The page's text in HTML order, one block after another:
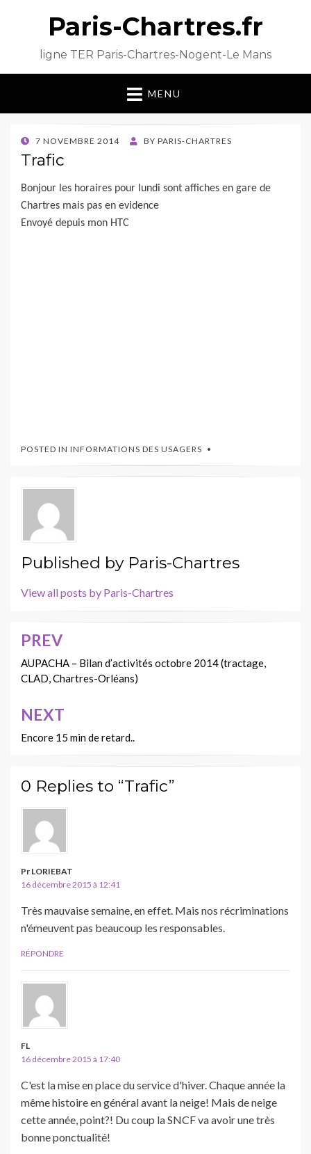
Paris-Chartres.fr
ligne TER Paris-Chartres-Nogent-Le Mans
MENU
POSTED
ON
7 NOVEMBRE 2014 BY PARIS-CHARTRES
Trafic
Bonjour les horaires pour lundi sont affiches en gare de
Chartres mais pas en evidence
Envoyé depuis mon HTC
POSTED IN INFORMATIONS DES USAGERS
Published by Paris-Chartres
View all posts by Paris-Chartres
Navigation
de
l’article
PREV
AUPACHA – Bilan d’activités octobre 2014 (tractage,
CLAD, Chartres-Orléans)
NEXT
Encore 15 min de retard..
0 Replies to “Trafic”
Pr LORIEBAT
16 décembre 2015 à 12:41
Très mauvaise semaine, en effet. Mais nos récriminations
n'émeuvent pas beaucoup les responsables.
RÉPONDRE
FL
16 décembre 2015 à 17:40
C'est la mise en place du service d'hiver. Chaque année la
même histoire en général avant la neige! Mais de neige
cette année, point?! Du coup la SNCF va avoir une très
bonne ponctualité!